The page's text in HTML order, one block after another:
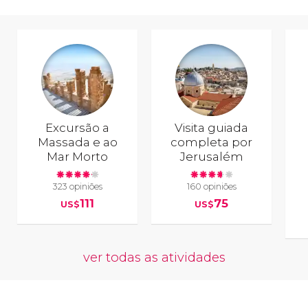
Excursão a
Massada e ao
Mar Morto
323 opiniões
US$111
Visita guiada
completa por
Jerusalém
160 opiniões
US$75
ver todas as atividades